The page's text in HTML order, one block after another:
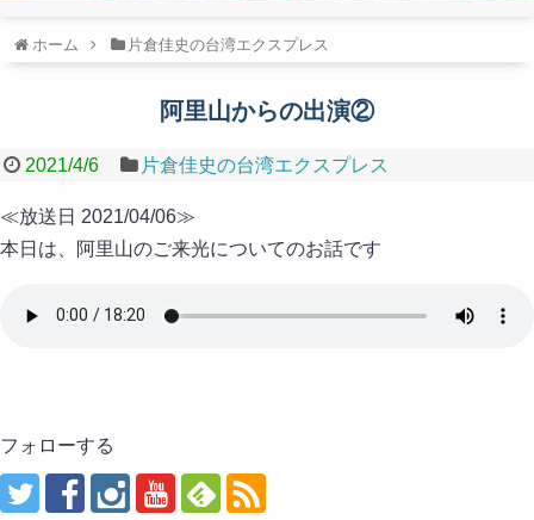
ホーム 片倉佳史の台湾エクスプレス
阿里山からの出演②
2021/4/6 片倉佳史の台湾エクスプレス
≪放送日 2021/04/06≫
本日は、阿里山のご来光についてのお話です
フォローする